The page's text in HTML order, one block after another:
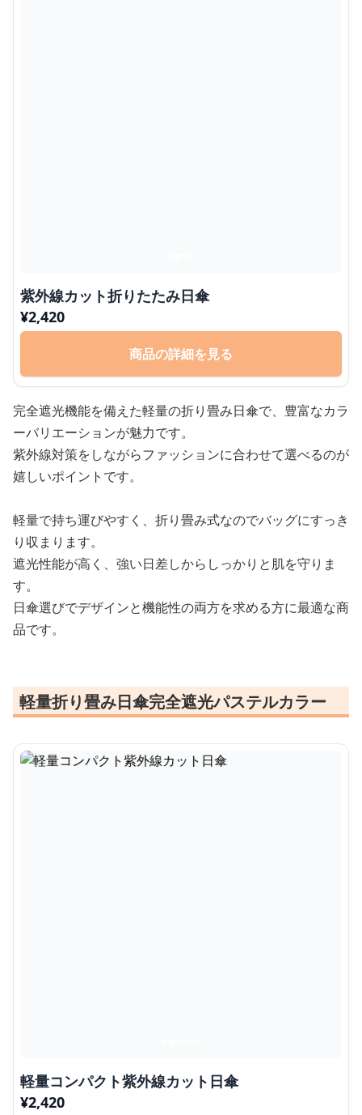
紫外線カット折りたたみ日傘
¥2,420
商品の詳細を見る
完全遮光機能を備えた軽量の折り畳み日傘で、豊富なカラ
ーバリエーションが魅力です。
紫外線対策をしながらファッションに合わせて選べるのが
嬉しいポイントです。
軽量で持ち運びやすく、折り畳み式なのでバッグにすっき
り収まります。
遮光性能が高く、強い日差しからしっかりと肌を守りま
す。
日傘選びでデザインと機能性の両方を求める方に最適な商
品です。
軽量折り畳み日傘完全遮光パステルカラー
軽量コンパクト紫外線カット日傘
¥2,420